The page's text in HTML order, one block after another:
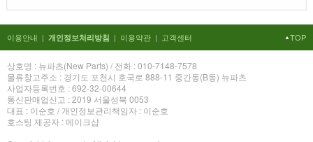
이용안내 | 개인정보처리방침 | 이용약관 | 고객센터 TOP
상호명 : 뉴파츠(New Parts) / 전화 : 010-7148-7578
물류창고주소 : 경기도 포천시 호국로 888-11 중간동(B동) 뉴파츠
사업자등록번호 : 692-32-00644
통신판매업신고 : 2019 서울성북 0053
대표 : 이순호 / 개인정보관리책임자 : 이순호
호스팅 제공자 : 메이크샵